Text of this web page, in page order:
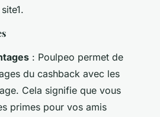
: Poulpeo permet de
du cashback avec les
Cela signifie que vous
primes pour vos amis